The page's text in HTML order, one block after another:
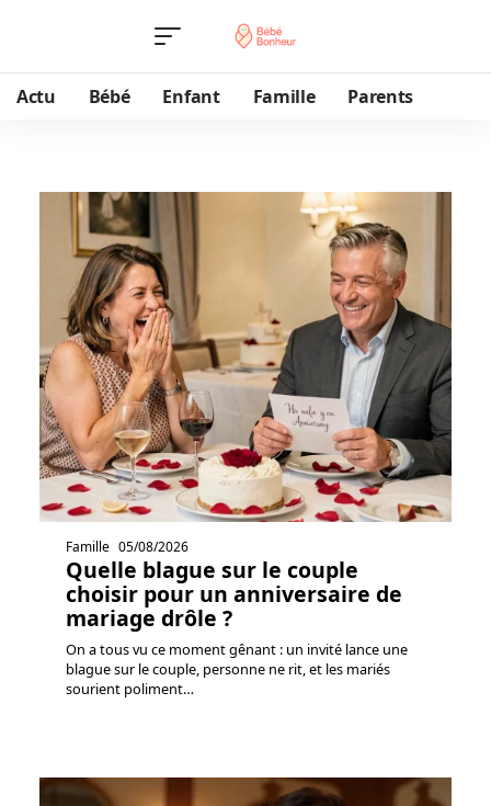
Actu Bébé Enfant Famille Parents
Famille 05/08/2026
Quelle blague sur le couple
choisir pour un anniversaire de
mariage drôle ?
On a tous vu ce moment gênant : un invité lance une
blague sur le couple, personne ne rit, et les mariés
sourient poliment…